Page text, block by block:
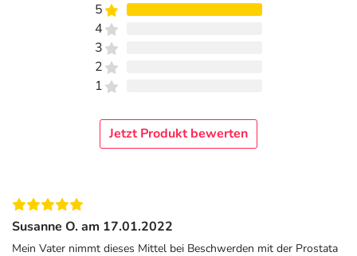
5
4
3
2
1
Jetzt Produkt bewerten
Susanne O. am 17.01.2022
Mein Vater nimmt dieses Mittel bei Beschwerden mit der Prostata